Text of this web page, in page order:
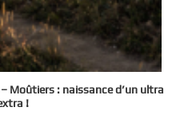
Moûtiers : naissance d’un ultra
!